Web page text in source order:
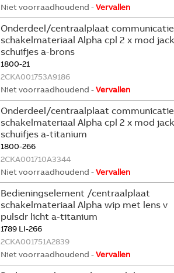
Niet voorraadhoudend -Vervallen
Onderdeel/centraalplaat
schakelmateriaal Alpha cpl 2 x mod jack
schuifjes a-brons
1800-21
2CKA001753A9186
Niet voorraadhoudend -Vervallen
Onderdeel/centraalplaat
schakelmateriaal Alpha cpl 2 x mod jack
schuifjes a-titanium
1800-266
2CKA001710A3344
Niet voorraadhoudend -Vervallen
Bedieningselement /centraalplaat
schakelmateriaal Alpha wip met lens v
pulsdr licht a-titanium
1789 LI-266
2CKA001751A2839
Niet voorraadhoudend -Vervallen